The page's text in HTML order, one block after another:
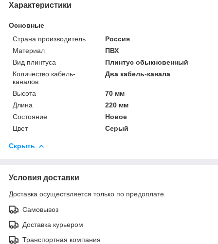
Характеристики
Основные
Страна производитель
Россия
Материал
ПВХ
Вид плинтуса
Плинтус обыкновенный
Количество кабель-
каналов
Два кабель-канала
Высота
70 мм
Длина
220 мм
Состояние
Новое
Цвет
Серый
Скрыть
Условия доставки
Доставка осуществляется только по предоплате.
Самовывоз
Доставка курьером
Транспортная компания